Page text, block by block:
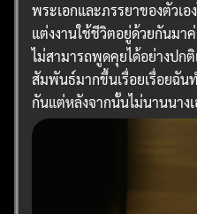
พระเอกและภรรยาของตัวเ
แต่งงานใช้ชีวิตอยู่ด้วยกันม
ไม่สามารถพูดคุยได้อย่างปก
สัมพันธ์มากขึ้นเรื่อยเรื่อยฉัน
กันแต่หลังจากนั้นไม่นานนาง